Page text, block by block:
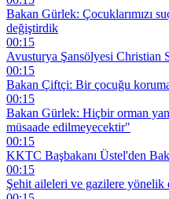
Bakan Gürlek: Çocuklarımızı
değiştirdik
00:15
Avusturya Şansölyesi Christian
00:15
Bakan Çiftçi: Bir çocuğu
00:15
Bakan Gürlek: Hiçbir orman
müsaade edilmeyecektir"
00:15
KKTC Başbakanı Üstel'den
00:15
Şehit aileleri ve gazilere